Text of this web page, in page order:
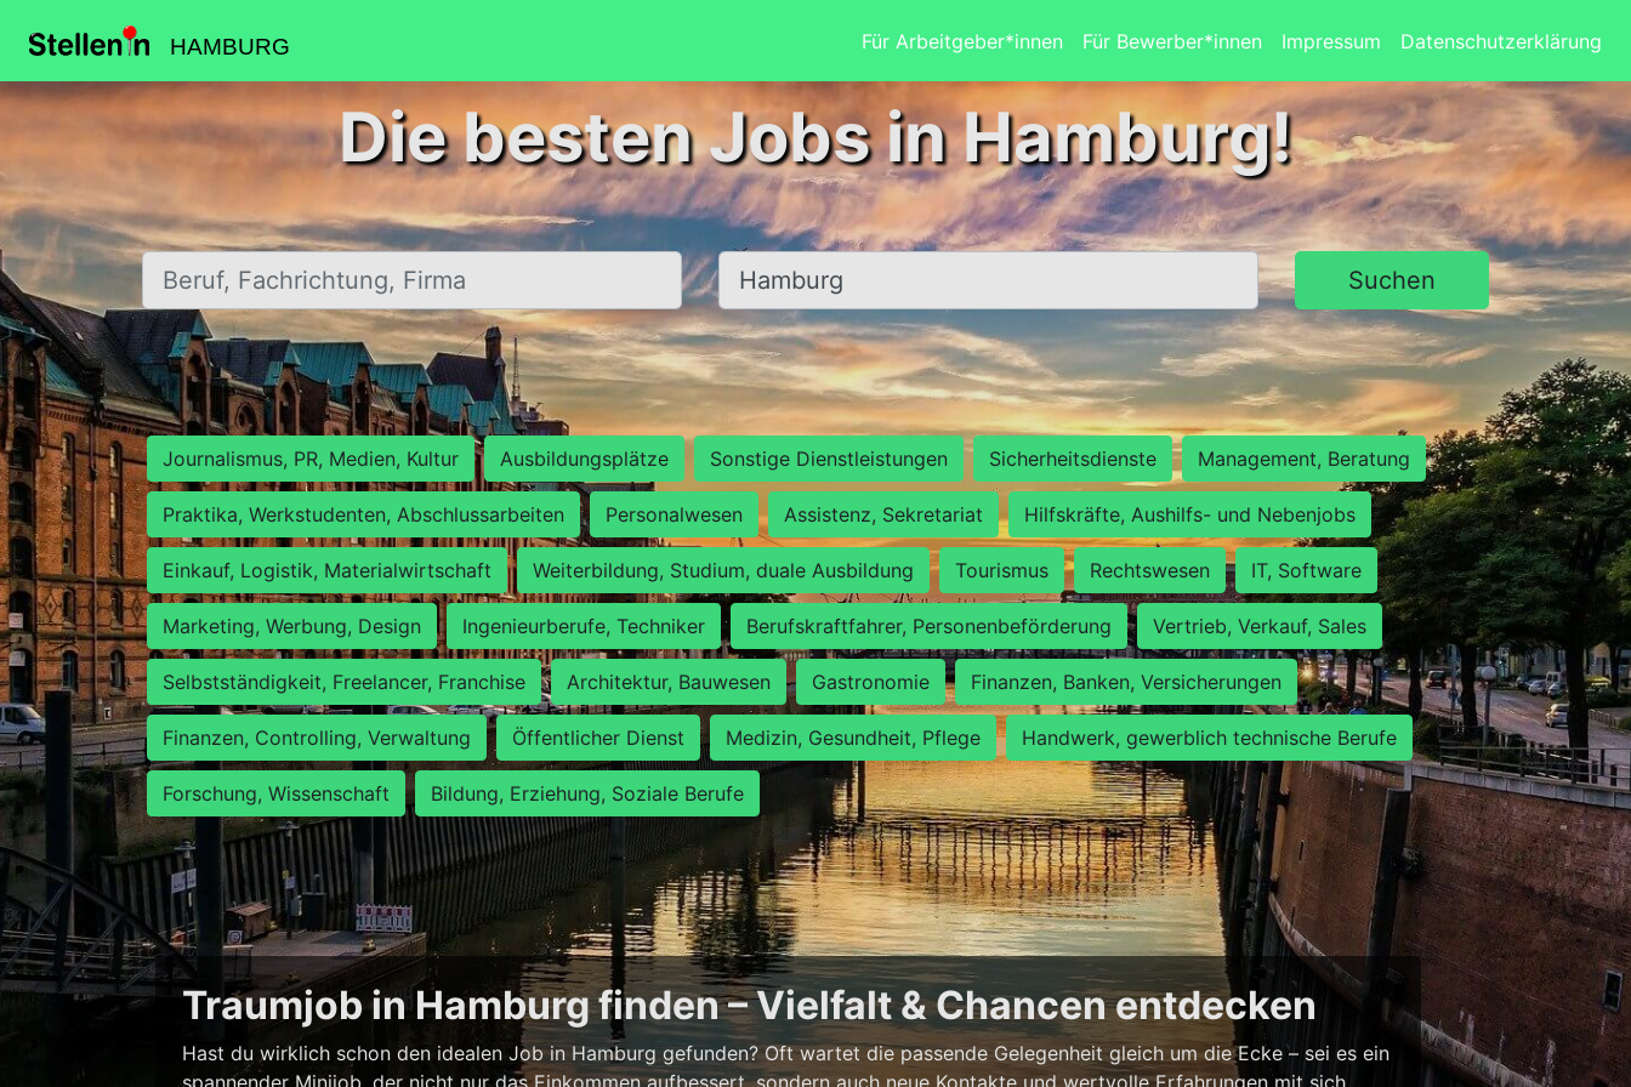
HAMBURG Für Arbeitgeber*innen Für Bewerber*innen Impressum Datenschutzerklärung
Die besten Jobs in Hamburg!
Beruf, Fachrichtung, Firma Ort, Stadt Suchen
Journalismus, PR, Medien, Kultur Ausbildungsplätze Sonstige Dienstleistungen Sicherheitsdienste Management, Beratung
Praktika, Werkstudenten, Abschlussarbeiten Personalwesen Assistenz, Sekretariat Hilfskräfte, Aushilfs- und Nebenjobs
Einkauf, Logistik, Materialwirtschaft Weiterbildung, Studium, duale Ausbildung Tourismus Rechtswesen IT, Software
Marketing, Werbung, Design Ingenieurberufe, Techniker Berufskraftfahrer, Personenbeförderung Vertrieb, Verkauf, Sales
Selbstständigkeit, Freelancer, Franchise Architektur, Bauwesen Gastronomie Finanzen, Banken, Versicherungen
Finanzen, Controlling, Verwaltung Öffentlicher Dienst Medizin, Gesundheit, Pflege Handwerk, gewerblich technische Berufe
Forschung, Wissenschaft Bildung, Erziehung, Soziale Berufe
Traumjob in Hamburg finden – Vielfalt & Chancen entdecken
Hast du wirklich schon den idealen Job in Hamburg gefunden? Oft wartet die passende Gelegenheit gleich um die Ecke – sei es ein